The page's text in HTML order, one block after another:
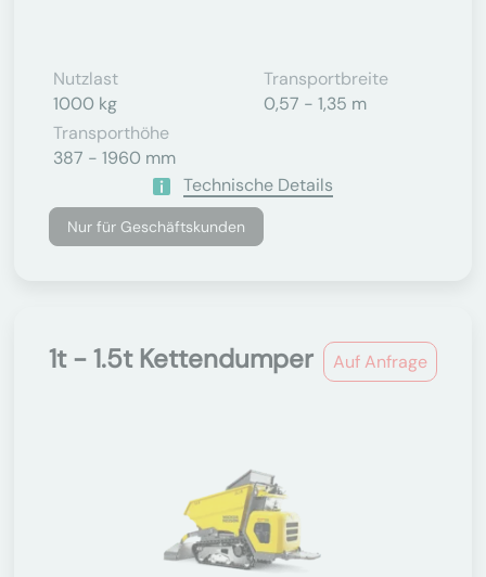
Nutzlast
1000 kg
Transportbreite
0,57 - 1,35 m
Transporthöhe
387 - 1960 mm
Technische Details
Nur für Geschäftskunden
Auf Anfrage
1t - 1.5t Kettendumper